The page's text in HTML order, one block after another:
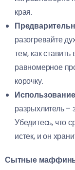
края.
разогревайте
тем, как
равномерное
корочку.
разрыхлитель
Убедитесь, что
истек, и он
Сытные маффины